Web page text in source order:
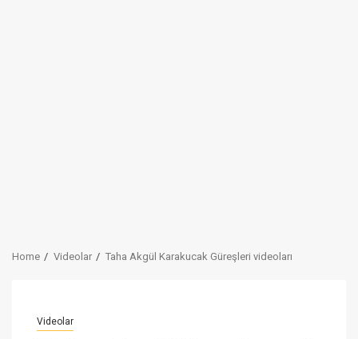
Home Videolar Taha Akgül Karakucak Güreşleri videoları
Videolar